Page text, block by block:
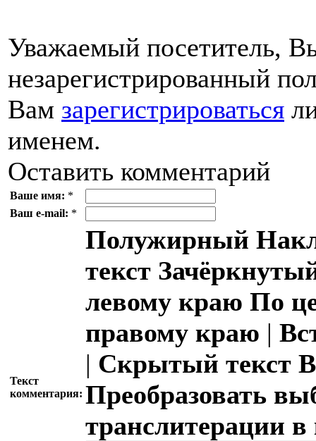
Уважаемый посетитель,
незарегистрированный
Вам зарегистрироваться
именем.
Оставить комментарий
Ваше имя: *
Ваш e-mail: *
Текст
комментария:
Полужирный
текст
левому краю По
правому краю |
| Скрытый текст
Преобразовать
транслитерации